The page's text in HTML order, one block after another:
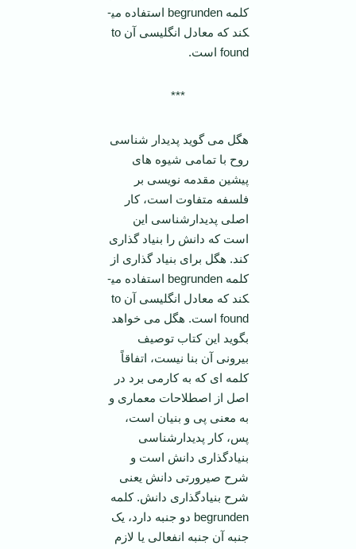
کلمه begrunden استفاده می­
کند که معادل انگلیسی آن to
found است.
***
هگل می­ گوید پدیدار شناسی
روح با تمامی شیوه های
پیشین مقدمه نویسی بر
فلسفه متفاوت است، کار
اصلی پدیدارشناسی این
است که دانش را بنیاد گذاری
کند. هگل برای بنیاد گذاری از
کلمه begrunden استفاده می­
کند که معادل انگلیسی آن to
found است. هگل می خواهد
بگوید این کتاب توصیف
بیرونی آن بنا نیست، اتفاقاً
کلمه ای که به کارمی برد در
اصل از اصطلاحات معماری و
به معنی پی و بنیان است،
پس، کار پدیدارشناسی
بنیادگذاری دانش است و
شرح صیرورتی دانش یعنی
شرح بنیادگذاری دانش. کلمه
begrunden دو جنبه دارد، یک
جنبه آن جنبه انفعالی یا لازم